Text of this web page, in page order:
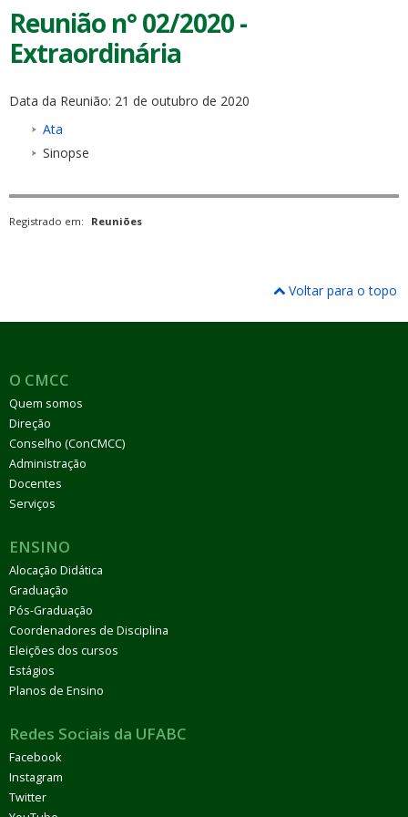
Reunião n° 02/2020 -
Extraordinária
Data da Reunião: 21 de outubro de 2020
Ata
Sinopse
Registrado em: Reuniões
Voltar para o topo
O CMCC
Quem somos
Direção
Conselho (ConCMCC)
Administração
Docentes
Serviços
ENSINO
Alocação Didática
Graduação
Pós-Graduação
Coordenadores de Disciplina
Eleições dos cursos
Estágios
Planos de Ensino
Redes Sociais da UFABC
Facebook
Instagram
Twitter